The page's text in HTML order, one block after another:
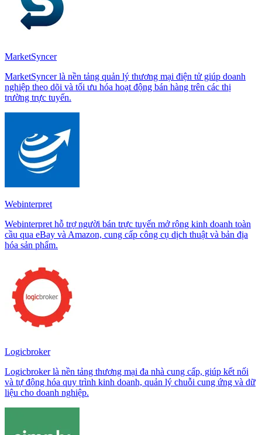
MarketSyncer
MarketSyncer là nền tảng quản lý thương mại điện tử giúp doanh
nghiệp theo dõi và tối ưu hóa hoạt động bán hàng trên các thị
trường trực tuyến.
Webinterpret
Webinterpret hỗ trợ người bán trực tuyến mở rộng kinh doanh toàn
cầu qua eBay và Amazon, cung cấp công cụ dịch thuật và bản địa
hóa sản phẩm.
Logicbroker
Logicbroker là nền tảng thương mại đa nhà cung cấp, giúp kết nối
và tự động hóa quy trình kinh doanh, quản lý chuỗi cung ứng và dữ
liệu cho doanh nghiệp.